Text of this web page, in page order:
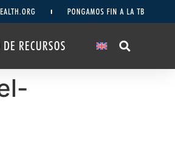
PONGAMOS FIN A LA TB
RECURSOS